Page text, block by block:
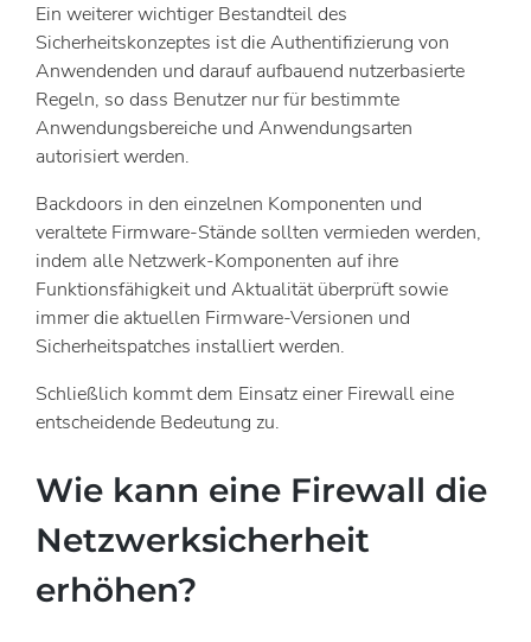
Ein weiterer wichtiger Bestandteil des
Sicherheitskonzeptes ist die Authentifizierung von
Anwendenden und darauf aufbauend nutzerbasierte
Regeln, so dass Benutzer nur für bestimmte
Anwendungsbereiche und Anwendungsarten
autorisiert werden.
Backdoors in den einzelnen Komponenten und
veraltete Firmware-Stände sollten vermieden werden,
indem alle Netzwerk-Komponenten auf ihre
Funktionsfähigkeit und Aktualität überprüft sowie
immer die aktuellen Firmware-Versionen und
Sicherheitspatches installiert werden.
Schließlich kommt dem Einsatz einer Firewall eine
entscheidende Bedeutung zu.
Wie kann eine Firewall die
Netzwerksicherheit
erhöhen?